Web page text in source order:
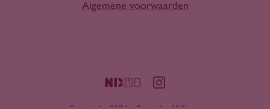
Algemene voorwaarden